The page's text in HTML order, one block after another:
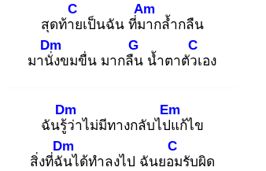
สุดท้าย
C
เป็นฉัน ที่มา
Am
กล้ำกลืน
มานั่ง
Dm
ขมขื่น มากลืน
G
น้ำตาตัวเ
C
อง
ฉันรู้ว่
Dm
าไม่มีทางกลับไปแ
Em
ก้ไข
สิ่งที่ฉัน
Dm
ได้ทำลงไป ฉันยอม
C
รับผิด